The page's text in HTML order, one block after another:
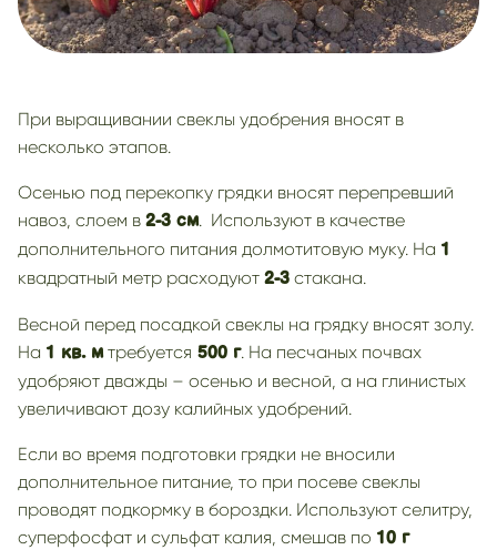
При выращивании свеклы удобрения вносят в
несколько этапов.
Осенью под перекопку грядки вносят перепревший
навоз, слоем в 2-3 см. Используют в качестве
дополнительного питания долмотитовую муку. На 1
квадратный метр расходуют 2-3 стакана.
Весной перед посадкой свеклы на грядку вносят золу.
На 1 кв. мтребуется 500 г. На песчаных почвах
удобряют дважды – осенью и весной, а на глинистых
увеличивают дозу калийных удобрений.
Если во время подготовки грядки не вносили
дополнительное питание, то при посеве свеклы
проводят подкормку в бороздки. Используют селитру,
суперфосфат и сульфат калия, смешав по 10 г